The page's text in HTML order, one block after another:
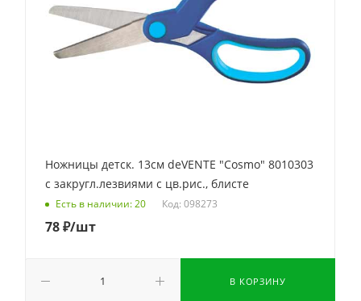
Ножницы детск. 13см deVENTE "Cosmo" 8010303
с закругл.лезвиями с цв.рис., блисте
Есть в наличии: 20 Код: 098273
78₽/шт
В КОРЗИНУ